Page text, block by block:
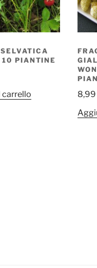
PIANTINE
carrello